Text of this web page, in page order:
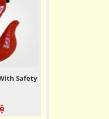
Safety